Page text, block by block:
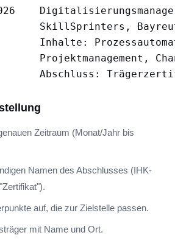
SkillSprinters,
Inhalte:
Projektmanagement,
Zeitraum (Monat/Jahr bis
Namen des Abschlusses (IHK-
auf, die zur Zielstelle passen.
mit Name und Ort.